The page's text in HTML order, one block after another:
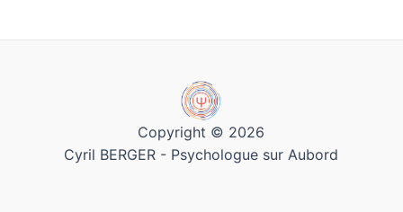
Copyright © 2026
Cyril BERGER - Psychologue sur Aubord